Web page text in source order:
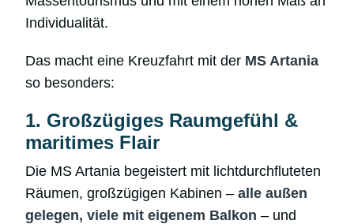
Individualität.
Das macht eine Kreuzfahrt mit der MS Artania
so besonders:
1. Großzügiges Raumgefühl &
maritimes Flair
Die MS Artania begeistert mit lichtdurchfluteten
Räumen, großzügigen Kabinen –alle außen
gelegen, viele mit eigenem Balkon – und